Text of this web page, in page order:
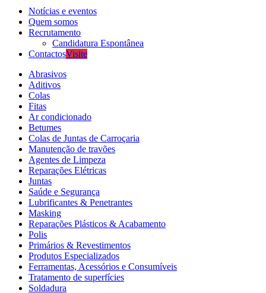
Notícias e eventos
Quem somos
Recrutamento
Candidatura Espontânea
ContactosVisite
Abrasivos
Aditivos
Colas
Fitas
Ar condicionado
Betumes
Colas de Juntas de Carroçaria
Manutenção de travões
Agentes de Limpeza
Reparações Elétricas
Juntas
Saúde e Segurança
Lubrificantes & Penetrantes
Masking
Reparações Plásticos & Acabamento
Polis
Primários & Revestimentos
Produtos Especializados
Ferramentas, Acessórios e Consumíveis
Tratamento de superfícies
Soldadura